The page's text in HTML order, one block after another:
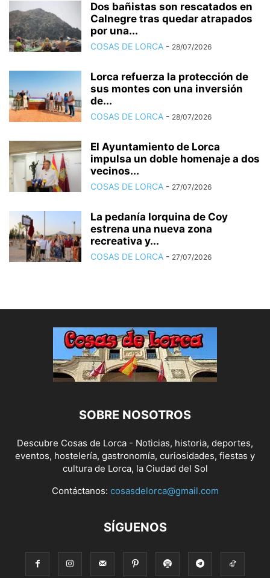
Dos bañistas son rescatados en
Calnegre tras quedar atrapados
por una...
COSAS DE LORCA - 28/07/2026
Lorca refuerza la protección de
sus montes con una inversión
de...
COSAS DE LORCA - 28/07/2026
El Ayuntamiento de Lorca
impulsa un doble homenaje a dos
vecinos...
COSAS DE LORCA - 27/07/2026
La pedanía lorquina de Coy
estrena una nueva zona
recreativa y...
COSAS DE LORCA - 27/07/2026
SOBRE NOSOTROS
Descubre Cosas de Lorca - Noticias, historia, deportes,
eventos, hostelería, gastronomía, curiosidades, fiestas y
cultura de Lorca, la Ciudad del Sol
Contáctanos: cosasdelorca@gmail.com
SÍGUENOS